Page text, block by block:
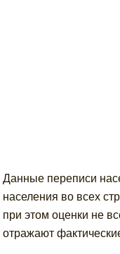
Данные переписи
населения во всех
при этом оценки не
отражают